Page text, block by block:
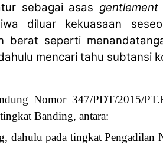
sebagai asas gentlement
diluar kekuasaan
berat seperti
mencari tahu subtansi
Nomor 347/PDT/2015/
Banding, antara:
dahulu pada tingkat Pengadilan